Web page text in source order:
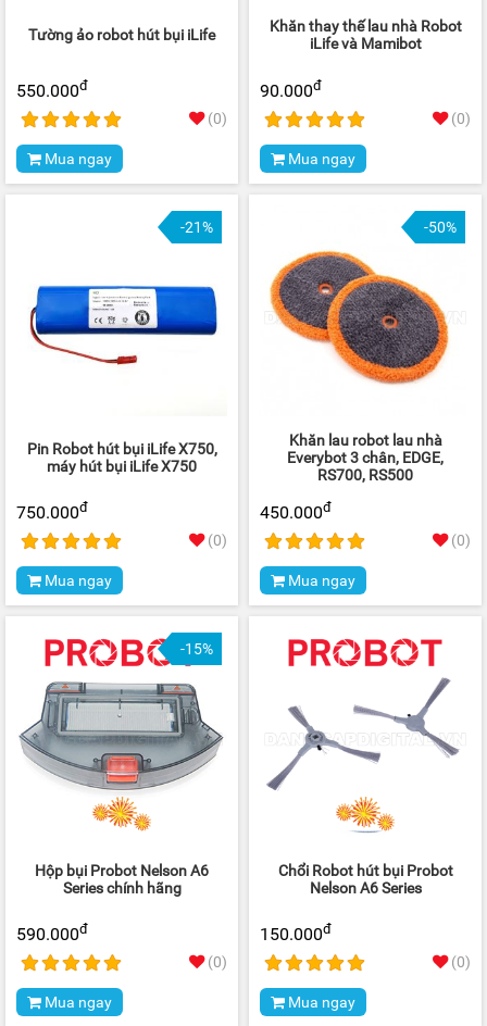
Tường ảo robot hút bụi iLife
550.000đ
(0)
Mua ngay
Khăn thay thế lau nhà Robot
iLife và Mamibot
90.000đ
(0)
Mua ngay
-21%
Pin Robot hút bụi iLife X750,
máy hút bụi iLife X750
750.000đ
(0)
Mua ngay
-50%
Khăn lau robot lau nhà
Everybot 3 chân, EDGE,
RS700, RS500
450.000đ
(0)
Mua ngay
-15%
Hộp bụi Probot Nelson A6
Series chính hãng
590.000đ
(0)
Mua ngay
Chổi Robot hút bụi Probot
Nelson A6 Series
150.000đ
(0)
Mua ngay